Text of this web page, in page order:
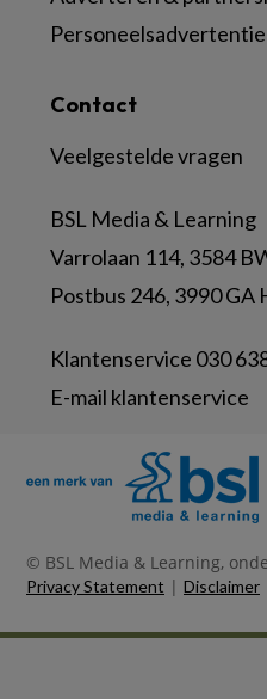
Contact
Veelgestelde vragen
BSL Media & Learning
Varrolaan 114, 3584
Postbus 246, 3990 GA
Klantenservice 030
E-mail klantenservice
Personeelsadvertentie
© BSL Media & Learning,
Privacy Statement | Disclaimer